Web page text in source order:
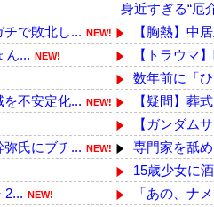
チで敗北し... NEW!
ん... NEW!
不安定化... NEW!
弥氏にブチ... NEW!
2... NEW!
身近すぎる“厄
【胸熱】中
【トラウマ
数年前に「
【疑問】葬
【ガンダム
専門家を舐
15歳少女に
「あの、ナ